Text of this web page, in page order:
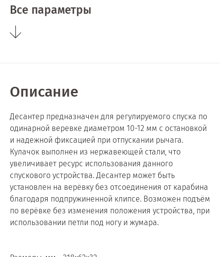
Все параметры
Описание
Десантер предназначен для регулируемого спуска по
одинарной веревке диаметром 10-12 мм с остановкой
и надежной фиксацией при отпускании рычага.
Кулачок выполнен из нержавеющей стали, что
увеличивает ресурс использования данного
спускового устройства. Десантер может быть
установлен на верёвку без отсоединения от карабина
благодаря подпружиненной клипсе. Возможен подъём
по верёвке без изменения положения устройства, при
использовании петли под ногу и жумара.